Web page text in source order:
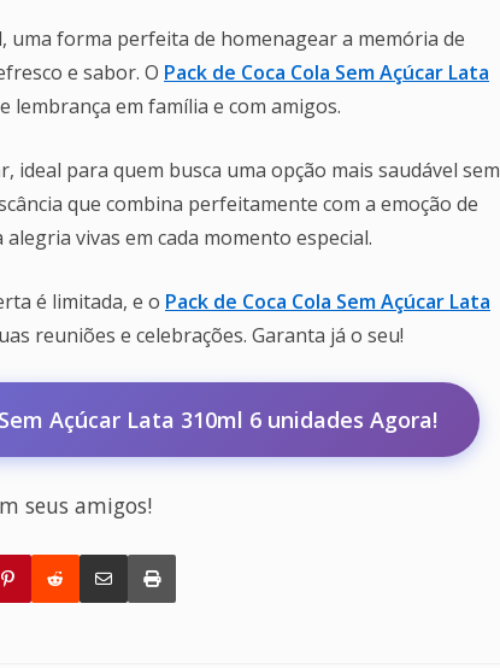
uma forma perfeita de homenagear a memória de
e sabor. O Pack de Coca Cola Sem Açúcar Lata
lembrança em família e com amigos.
para quem busca uma opção mais saudável sem
que combina perfeitamente com a emoção de
vivas em cada momento especial.
é limitada, e o Pack de Coca Cola Sem Açúcar Lata
reuniões e celebrações. Garanta já o seu!
Açúcar Lata 310ml 6 unidades Agora!
seus amigos!